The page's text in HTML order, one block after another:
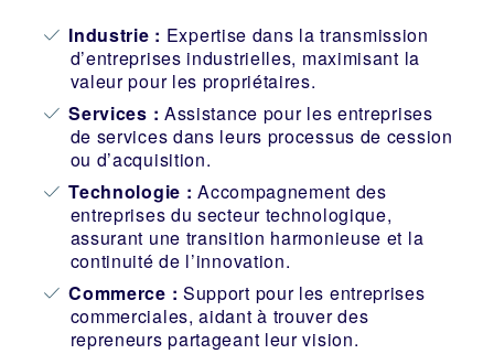
Industrie : Expertise dans la transmission
d’entreprises industrielles, maximisant la
valeur pour les propriétaires.
Services : Assistance pour les entreprises
de services dans leurs processus de cession
ou d’acquisition.
Technologie : Accompagnement des
entreprises du secteur technologique,
assurant une transition harmonieuse et la
continuité de l’innovation.
Commerce : Support pour les entreprises
commerciales, aidant à trouver des
repreneurs partageant leur vision.